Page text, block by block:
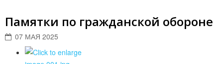
Памятки по гражданской обороне
07 МАЯ 2025